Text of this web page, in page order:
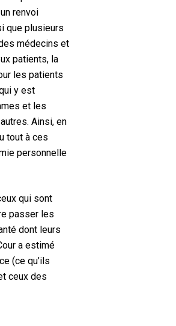
renvoi
que plusieurs
médecins et
patients, la
les patients
y est
et les
Ainsi, en
tout à ces
personnelle
qui sont
passer les
dont leurs
a estimé
(ce qu’ils
ceux des